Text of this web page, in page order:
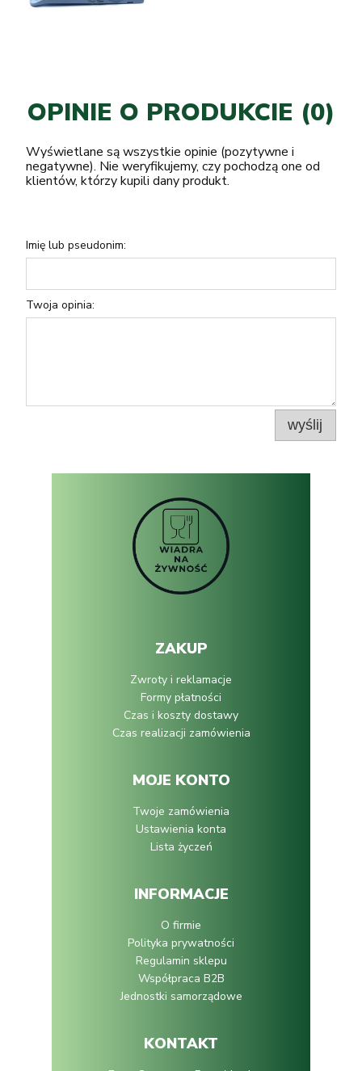
OPINIE O PRODUKCIE (0)
Wyświetlane są wszystkie opinie (pozytywne i
negatywne). Nie weryfikujemy, czy pochodzą one od
klientów, którzy kupili dany produkt.
Imię lub pseudonim:
Twoja opinia:
wyślij
ZAKUP
Zwroty i reklamacje
Formy płatności
Czas i koszty dostawy
Czas realizacji zamówienia
MOJE KONTO
Twoje zamówienia
Ustawienia konta
Lista życzeń
INFORMACJE
O firmie
Polityka prywatności
Regulamin sklepu
Współpraca B2B
Jednostki samorządowe
KONTAKT